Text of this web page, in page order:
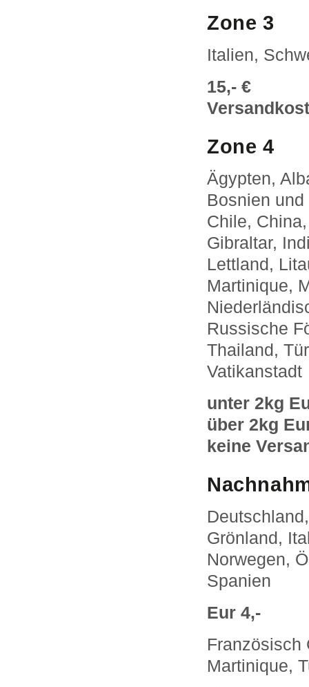
Zone 3
Italien,
15,- €
Zone 4
Ägypten,
Bosnien
Chile,
Gibraltar,
Lettland,
Martinique,
Russische
Thailand,
Vatikanstadt
unter 2kg
über 2kg
keine
Grönland,
Norwegen,
Spanien
Eur 4,-
Französisch
Martinique,